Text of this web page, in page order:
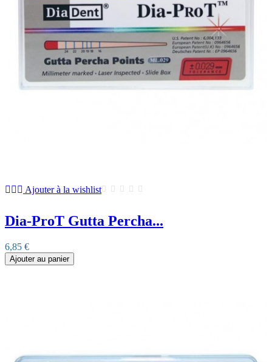
Ajouter à la wishlist
Dia-ProT Gutta Percha...
6,85 €
Ajouter au panier